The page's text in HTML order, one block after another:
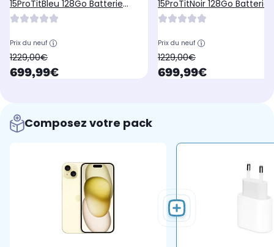
15ProTitBleu 128Go Batterie
Neuve
Prix du neuf
oldPrice
1229,00€
currentPrice
699,99€
15ProTitNoir 128Go Batterie
Neuve
Prix du neuf
oldPrice
1229,00€
currentPrice
699,99€
Composez votre pack